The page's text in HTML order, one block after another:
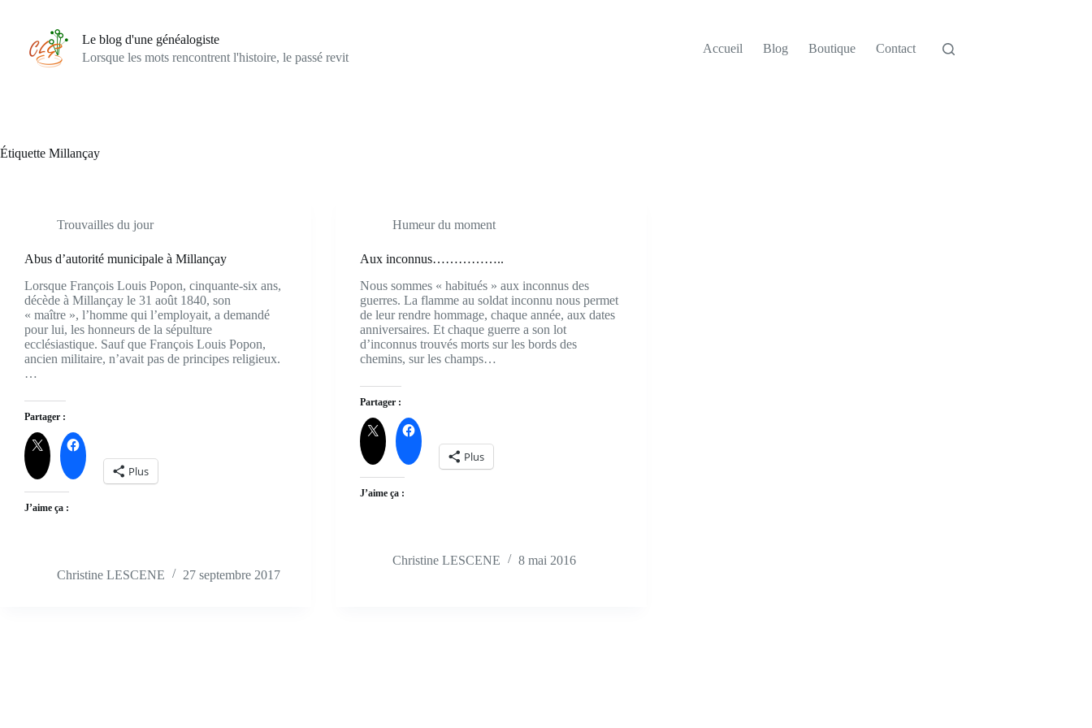
Le blog d'une généalogiste
Lorsque les mots rencontrent l'histoire, le passé revit
Accueil Blog Boutique Contact
Étiquette Millançay
Trouvailles du jour
Abus d’autorité municipale à Millançay
Lorsque François Louis Popon, cinquante-six ans,
décède à Millançay le 31 août 1840, son
« maître », l’homme qui l’employait, a demandé
pour lui, les honneurs de la sépulture
ecclésiastique. Sauf que François Louis Popon,
ancien militaire, n’avait pas de principes religieux.
…
Partager :
Plus
J’aime ça :
Christine LESCENE 27 septembre 2017
Humeur du moment
Aux inconnus……………..
Nous sommes « habitués » aux inconnus des
guerres. La flamme au soldat inconnu nous permet
de leur rendre hommage, chaque année, aux dates
anniversaires. Et chaque guerre a son lot
d’inconnus trouvés morts sur les bords des
chemins, sur les champs…
Partager :
Plus
J’aime ça :
Christine LESCENE 8 mai 2016